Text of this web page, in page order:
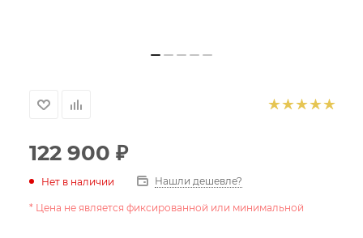
122 900 ₽
Нет в наличии Нашли дешевле?
* Цена не является фиксированной или минимальной